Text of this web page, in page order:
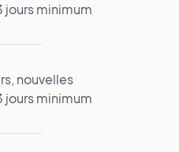
jours minimum
nouvelles
jours minimum